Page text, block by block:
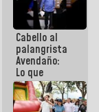
gobernadores
planes de
recuperación
del Sistema
Eléctrico
Nacional
Cabello al
palangrista
Avendaño:
Lo que
vayas a
escribir
hazlo hoy